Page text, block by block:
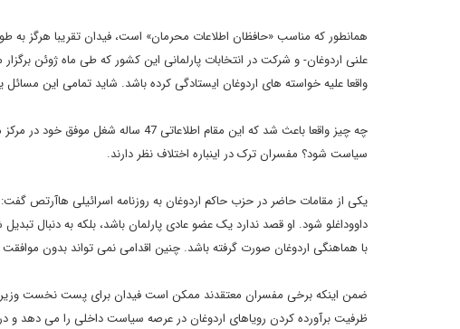
همانطور که مناسب «حافظان اطلاعات محرمان» است، فیدان تقریبا هرگز
علنی اردوغان- و شرکت در انتخابات پارلمانی این کشور که طی ماه ژوئن
واقعا علیه خواسته های اردوغان ایستادگی کرده باشد. شاید تمامی این
چه چیز واقعا باعث شد که این مقام
سیاست شود؟ مفسران ترک در اینباره اختلاف نظر دارند.
یکی از مقامات حاضر در حزب حاکم اردوغان به روزنامه اسرائیلی هاآرتص
داووداغلو شود. او قصد ندارد یک عضو عادی پارلمان باشد، بلکه به
با هماهنگی اردوغان صورت گرفته باشد. چنین اقدامی نمی تواند بدون
ضمن اینکه برخی مفسران معتقدند ممکن است فیدان برای پست نخست
ظرفیت برآورده کردن رویاهای اردوغان در عرصه سیاست داخلی را می دهد